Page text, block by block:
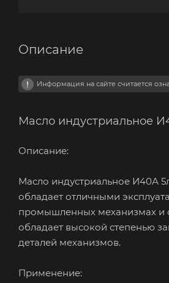
Описание
Информация на сайте считается
Масло индустриальное
Описание:
Масло индустриальное И40А
обладает отличными
промышленных механизмах и
обладает высокой степенью
деталей механизмов.
Применение: